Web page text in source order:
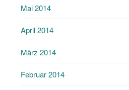
Mai 2014
April 2014
März 2014
Februar 2014